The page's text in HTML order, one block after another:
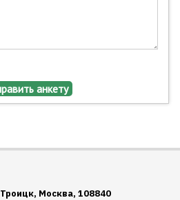
анкету
Москва, 108840